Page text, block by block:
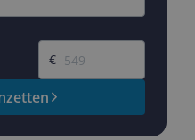
Gewenste prijs
€